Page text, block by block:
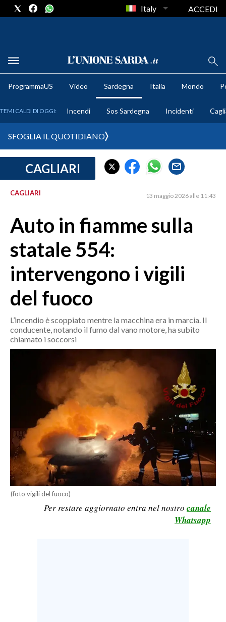
METEO
CRONACA SARDEGNA
MEDIO CAMPIDANO
ORISTANO E PROVINCIA
GALLURA
NUORO E PROVINCIA
OGLIASTRA
AGENDA
ECONOMIA
SERVIZI ALLE IMPRESE
LAVORO
BANDI
SPORT IN SARDEGNA
Italy ACCEDI
ProgrammaUS Video Sardegna Italia Mondo
TEMI CALDI DI OGGI: Incendi Sos Sardegna Incidenti
SFOGLIA IL QUOTIDIANO
CAGLIARI
CAGLIARI 13 maggio 2026 alle 11:43
Auto in fiamme sulla
statale 554:
intervengono i vigili
del fuoco
L’incendio è scoppiato mentre la macchina era in marcia. Il
conducente, notando il fumo dal vano motore, ha subito
chiamato i soccorsi
(foto vigili del fuoco)
Per restare aggiornato entra nel nostro canale
Whatsapp